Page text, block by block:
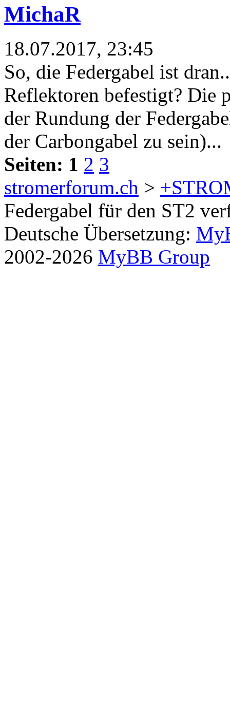
MichaR
18.07.2017, 23:45
So, die Federgabel ist
Reflektoren befestigt? Die
der Rundung der
der Carbongabel zu sein)...
Seiten: 1 2 3
stromerforum.ch >
Federgabel für den ST2
Deutsche Übersetzung:
2002-2026 MyBB Group